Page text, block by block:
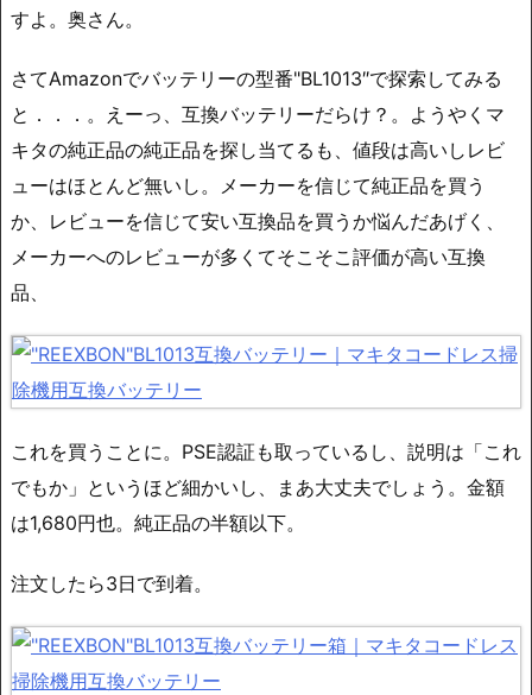
すよ。奥さん。
さてAmazonでバッテリーの型番"BL1013″で探索してみる
と．．．。えーっ、互換バッテリーだらけ？。ようやくマ
キタの純正品の純正品を探し当てるも、値段は高いしレビ
ューはほとんど無いし。メーカーを信じて純正品を買う
か、レビューを信じて安い互換品を買うか悩んだあげく、
メーカーへのレビューが多くてそこそこ評価が高い互換
品、
これを買うことに。PSE認証も取っているし、説明は「これ
でもか」というほど細かいし、まあ大丈夫でしょう。金額
は1,680円也。純正品の半額以下。
注文したら3日で到着。